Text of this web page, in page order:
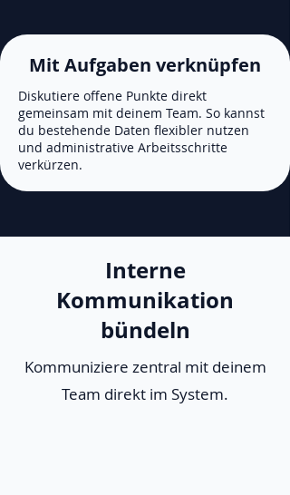
Mit Aufgaben verknüpfen
Diskutiere offene Punkte direkt
gemeinsam mit deinem Team. So kannst
du bestehende Daten flexibler nutzen
und administrative Arbeitsschritte
verkürzen.
Interne
Kommunikation
bündeln
Kommuniziere zentral mit deinem
Team direkt im System.